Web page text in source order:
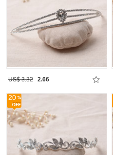
US$ 3.32 2.66
20